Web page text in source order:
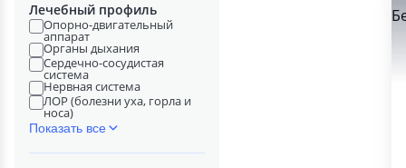
Лечебный профиль
Опорно-двигательный
аппарат
Органы дыхания
Сердечно-сосудистая
система
Нервная система
ЛОР (болезни уха, горла и
носа)
Показать все